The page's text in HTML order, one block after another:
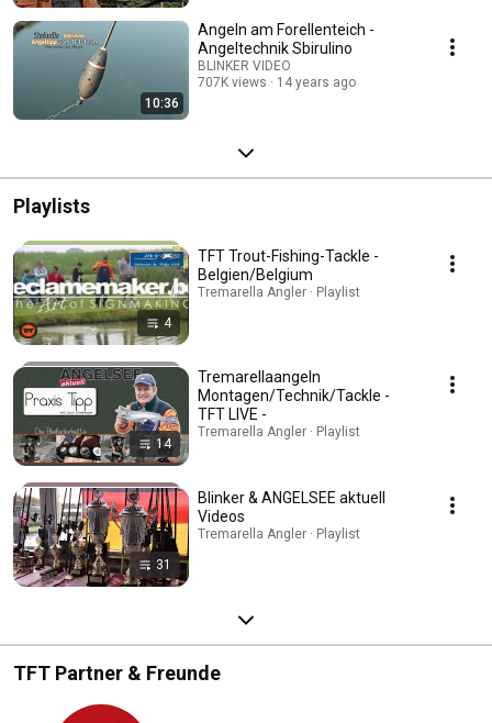
10:36
Angeln am Forellenteich -
Angeltechnik Sbirulino
BLINKER VIDEO
707K views
14 years ago
Playlists
4
TFT Trout-Fishing-Tackle -
Belgien/Belgium
Tremarella Angler · Playlist
14
Tremarellaangeln
Montagen/Technik/Tackle -
TFT LIVE -
Tremarella Angler · Playlist
31
Blinker & ANGELSEE aktuell
Videos
Tremarella Angler · Playlist
TFT Partner & Freunde